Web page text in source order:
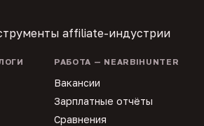
affiliate-индустрии
РАБОТА — NEARBIHUNTER
Вакансии
Зарплатные отчёты
Сравнения